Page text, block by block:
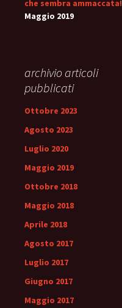
che sembra ammaccata!
Maggio 2019
archivio articoli
pubblicati
Ottobre 2023
Agosto 2023
Luglio 2020
Maggio 2019
Ottobre 2018
Maggio 2018
Aprile 2018
Agosto 2017
Luglio 2017
Giugno 2017
Maggio 2017